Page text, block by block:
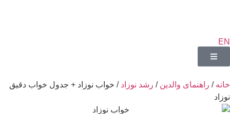
EN
خانه / راهنمای والدین / رشد نوزاد / خواب نوزاد + جدول خواب دقیق
نوزاد